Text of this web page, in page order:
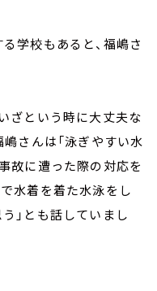
学校もあると、福嶋さ
ざという時に大丈夫な
嶋さんは「泳ぎやすい水
故に遭った際の対応を
水着を着た水泳をし
」とも話していまし